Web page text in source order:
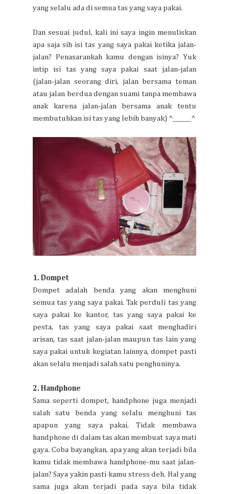
yang selalu ada di semua tas yang saya pakai.
Dan sesuai judul, kali ini saya ingin menuliskan
apa saja sih isi tas yang saya pakai ketika jalan-
jalan? Penasarankah kamu dengan isinya? Yuk
intip isi tas yang saya pakai saat jalan-jalan
(jalan-jalan seorang diri, jalan bersama teman
atau jalan berdua dengan suami tanpa membawa
anak karena jalan-jalan bersama anak tentu
membutuhkan isi tas yang lebih banyak) ^______^
1. Dompet
Dompet adalah benda yang akan menghuni
semua tas yang saya pakai. Tak perduli tas yang
saya pakai ke kantor, tas yang saya pakai ke
pesta, tas yang saya pakai saat menghadiri
arisan, tas saat jalan-jalan maupun tas lain yang
saya pakai untuk kegiatan lainnya, dompet pasti
akan selalu menjadi salah satu penghuninya.
2. Handphone
Sama seperti dompet, handphone juga menjadi
salah satu benda yang selalu menghuni tas
apapun yang saya pakai. Tidak membawa
handphone di dalam tas akan membuat saya mati
gaya. Coba bayangkan, apa yang akan terjadi bila
kamu tidak membawa handphone-mu saat jalan-
jalan? Saya yakin pasti kamu stress deh. Hal yang
sama juga akan terjadi pada saya bila tidak